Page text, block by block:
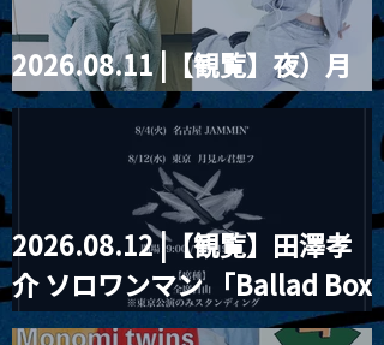
2026.08.11 |【観覧】夜）月
見ル君想フpre. Sugar Shock
2026.08.12 |【観覧】田澤孝
介 ソロワンマン 「Ballad Box
2026」